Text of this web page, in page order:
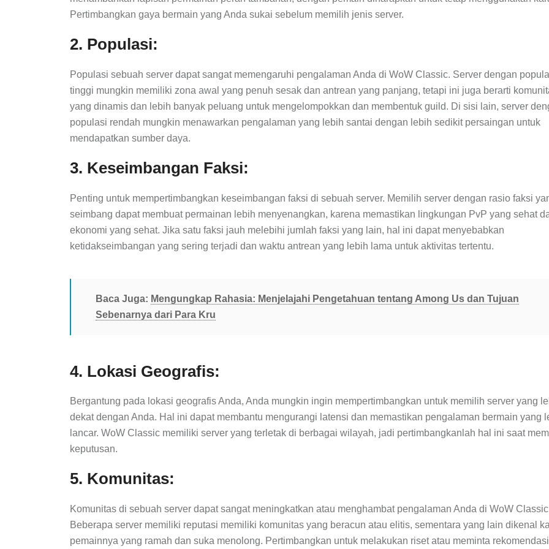
Pertimbangkan gaya bermain yang Anda sukai sebelum memilih jenis server.
2. Populasi:
Populasi sebuah server dapat sangat memengaruhi pengalaman Anda di WoW Classic. Server dengan
tinggi mungkin memiliki zona awal yang penuh sesak dan antrean yang panjang, tetapi ini juga berarti
yang dinamis dan lebih banyak peluang untuk mengelompokkan dan membentuk guild. Di sisi lain, server
populasi rendah mungkin menawarkan pengalaman yang lebih santai dengan lebih sedikit persaingan untuk
mendapatkan sumber daya.
3. Keseimbangan Faksi:
Penting untuk mempertimbangkan keseimbangan faksi di sebuah server. Memilih server dengan rasio faksi
seimbang dapat membuat permainan lebih menyenangkan, karena memastikan lingkungan PvP yang sehat
ekonomi yang sehat. Jika satu faksi jauh melebihi jumlah faksi yang lain, hal ini dapat menyebabkan
ketidakseimbangan yang sering terjadi dan waktu antrean yang lebih lama untuk aktivitas tertentu.
Baca Juga: Mengungkap Rahasia: Menjelajahi Pengetahuan tentang Among Us dan Tujuan
Sebenarnya dari Para Kru
4. Lokasi Geografis:
Bergantung pada lokasi geografis Anda, Anda mungkin ingin mempertimbangkan untuk memilih server yang
dekat dengan Anda. Hal ini dapat membantu mengurangi latensi dan memastikan pengalaman bermain yang
lancar. WoW Classic memiliki server yang terletak di berbagai wilayah, jadi pertimbangkanlah hal ini saat
keputusan.
5. Komunitas:
Komunitas di sebuah server dapat sangat meningkatkan atau menghambat pengalaman Anda di WoW
Beberapa server memiliki reputasi memiliki komunitas yang beracun atau elitis, sementara yang lain dikenal
pemainnya yang ramah dan suka menolong. Pertimbangkan untuk melakukan riset atau meminta